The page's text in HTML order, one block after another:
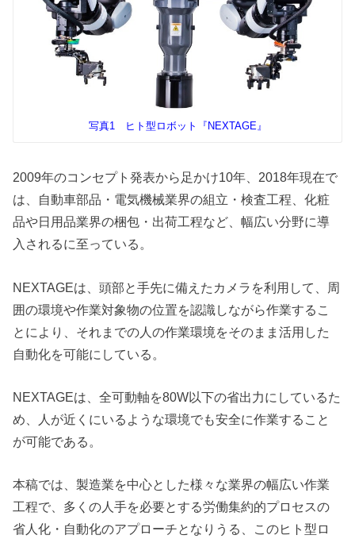
写真1 ヒト型ロボット『NEXTAGE』
2009年のコンセプト発表から足かけ10年、2018年現在で
は、自動車部品・電気機械業界の組立・検査工程、化粧
品や日用品業界の梱包・出荷工程など、幅広い分野に導
入されるに至っている。
NEXTAGEは、頭部と手先に備えたカメラを利用して、周
囲の環境や作業対象物の位置を認識しながら作業するこ
とにより、それまでの人の作業環境をそのまま活用した
自動化を可能にしている。
NEXTAGEは、全可動軸を80W以下の省出力にしているた
め、人が近くにいるような環境でも安全に作業すること
が可能である。
本稿では、製造業を中心とした様々な業界の幅広い作業
工程で、多くの人手を必要とする労働集約的プロセスの
省人化・自動化のアプローチとなりうる、このヒト型ロ